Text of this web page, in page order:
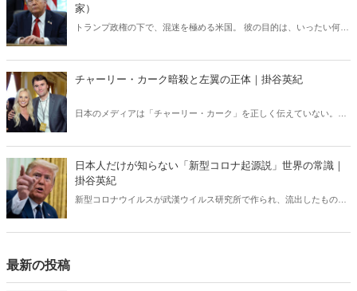
家）
トランプ政権の下で、混迷を極める米国。 彼の目的は、いったい何の
チャーリー・カーク暗殺と左翼の正体｜掛谷英紀
日本のメディアは「チャーリー・カーク」を正しく伝えていない。カ
釈では絶対にわからない「チャーリー・カーク」現象の本質。
日本人だけが知らない「新型コロナ起源説」世界の常識｜
掛谷英紀
新型コロナウイルスが武漢ウイルス研究所で作られ、流出したもので
最新の投稿